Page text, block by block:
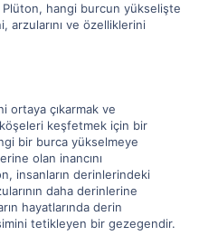
hangi burcun yükselişte
arzularını ve özelliklerini
ortaya çıkarmak ve
köşeleri keşfetmek için bir
bir burca yükselmeye
olan inancını
insanların derinlerindeki
daha derinlerine
hayatlarında derin
tetikleyen bir gezegendir.